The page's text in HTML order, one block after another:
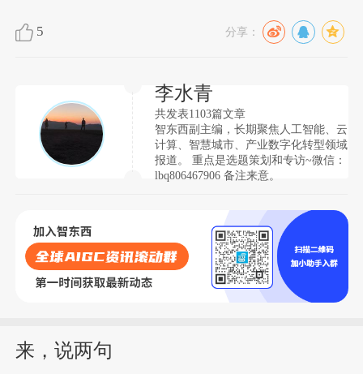
5 分享：
李水青
共发表1103篇文章
智东西副主编，长期聚焦人工智能、云
计算、智慧城市、产业数字化转型领域
报道。 重点是选题策划和专访~微信：
lbq806467906 备注来意。
来，说两句